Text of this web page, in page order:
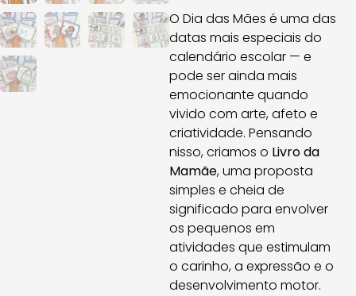
O Dia das Mães é uma das
datas mais especiais do
calendário escolar — e
pode ser ainda mais
emocionante quando
vivido com arte, afeto e
criatividade. Pensando
nisso, criamos o Livro da
Mamãe, uma proposta
simples e cheia de
significado para envolver
os pequenos em
atividades que estimulam
o carinho, a expressão e o
desenvolvimento motor.